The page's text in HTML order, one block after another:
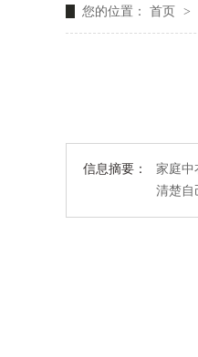
您的位置： 首页 >
信息摘要：
家庭中
清楚